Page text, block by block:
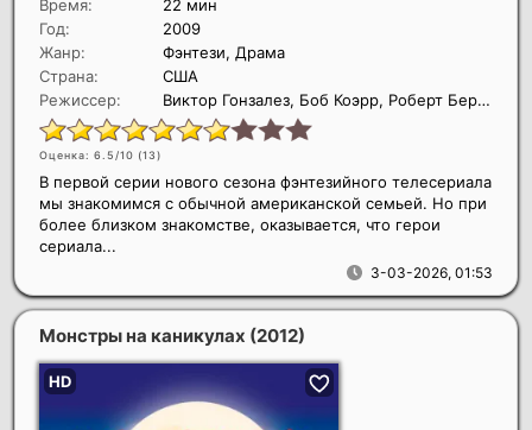
Время:
22 мин
Год:
2009
Жанр:
Фэнтези, Драма
Страна:
США
Режиссер:
Виктор Гонзалез, Боб Коэрр, Роберт Берлингер
Оценка: 6.5/10 (13)
3-03-2026, 01:53
В первой серии нового сезона фэнтезийного телесериала
мы знакомимся с обычной американской семьей. Но при
более близком знакомстве, оказывается, что герои
сериала...
Монстры на каникулах (2012)